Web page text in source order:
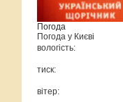
Погода
Погода у Києві
вологість:
тиск:
вітер: